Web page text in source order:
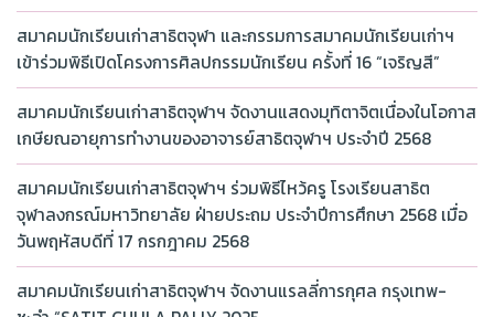
สมาคมนักเรียนเก่าสาธิตจุฬา และกรรมการสมาคมนักเรียนเก่าฯ
เข้าร่วมพิธีเปิดโครงการศิลปกรรมนักเรียน ครั้งที่ 16 “เจริญสี”
สมาคมนักเรียนเก่าสาธิตจุฬาฯ จัดงานแสดงมุทิตาจิตเนื่องในโอกาส
เกษียณอายุการทำงานของอาจารย์สาธิตจุฬาฯ ประจำปี 2568
สมาคมนักเรียนเก่าสาธิตจุฬาฯ ร่วมพิธีไหว้ครู โรงเรียนสาธิต
จุฬาลงกรณ์มหาวิทยาลัย ฝ่ายประถม ประจำปีการศึกษา 2568 เมื่อ
วันพฤหัสบดีที่ 17 กรกฎาคม 2568
สมาคมนักเรียนเก่าสาธิตจุฬาฯ จัดงานแรลลี่การกุศล กรุงเทพ-